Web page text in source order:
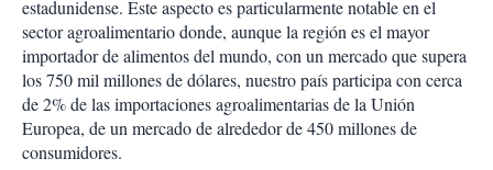
estadunidense. Este aspecto es particularmente notable en el
sector agroalimentario donde, aunque la región es el mayor
importador de alimentos del mundo, con un mercado que supera
los 750 mil millones de dólares, nuestro país participa con cerca
de 2% de las importaciones agroalimentarias de la Unión
Europea, de un mercado de alrededor de 450 millones de
consumidores.